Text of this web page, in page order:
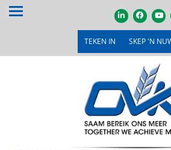
TEKEN IN SKEP 'N
TUIS
PROMOSIES & KOMPETISIES